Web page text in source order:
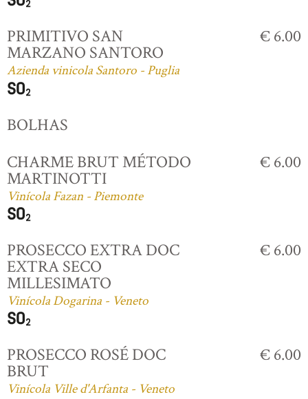
PRIMITIVO SAN
MARZANO SANTORO
Azienda vinicola Santoro - Puglia
€ 6.00
BOLHAS
CHARME BRUT MÉTODO
MARTINOTTI
Vinícola Fazan - Piemonte
€ 6.00
PROSECCO EXTRA DOC
EXTRA SECO
MILLESIMATO
Vinícola Dogarina - Veneto
€ 6.00
PROSECCO ROSÉ DOC
BRUT
Vinícola Ville d'Arfanta - Veneto
€ 6.00